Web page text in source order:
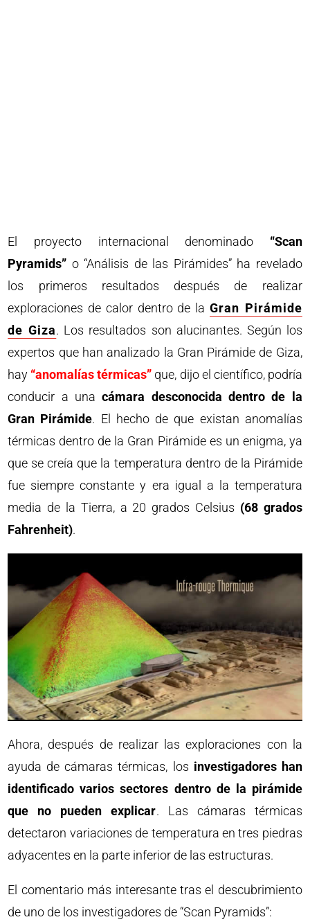
El proyecto internacional denominado “Scan
Pyramids” o “Análisis de las Pirámides” ha revelado
los primeros resultados después de realizar
exploraciones de calor dentro de la Gran Pirámide
de Giza. Los resultados son alucinantes. Según los
expertos que han analizado la Gran Pirámide de Giza,
hay “anomalías térmicas” que, dijo el científico, podría
conducir a unacámara desconocida dentro de la
Gran Pirámide. El hecho de que existan anomalías
térmicas dentro de la Gran Pirámide es un enigma, ya
que se creía que la temperatura dentro de la Pirámide
fue siempre constante y era igual a la temperatura
media de la Tierra, a 20 grados Celsius (68 grados
Fahrenheit).
Ahora, después de realizar las exploraciones con la
ayuda de cámaras térmicas, los investigadores han
identificado varios sectores dentro de la pirámide
que no pueden explicar. Las cámaras térmicas
detectaron variaciones de temperatura en tres piedras
adyacentes en la parte inferior de las estructuras.
El comentario más interesante tras el descubrimiento
de uno de los investigadores de “Scan Pyramids”: